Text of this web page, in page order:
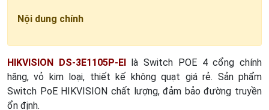
Nội dung chính
HIKVISION DS-3E1105P-EIlà Switch POE 4 cổng chính
hãng, vỏ kim loại, thiết kế không quạt giá rẻ. Sản phẩm
Switch PoE HIKVISION chất lượng, đảm bảo đường truyền
ổn định.